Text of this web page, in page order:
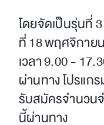
โดยจัดเป็นรุ่นที่
ที่ 18 พฤศจิกาย
เวลา 9.00 -
ผ่านทาง โปรแก
รับสมัครจำนวน
นี้ผ่านทาง